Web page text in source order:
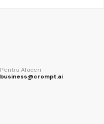
Pentru Afaceri
business@crompt.ai